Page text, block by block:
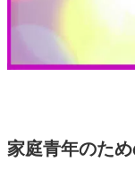
家庭青年のた